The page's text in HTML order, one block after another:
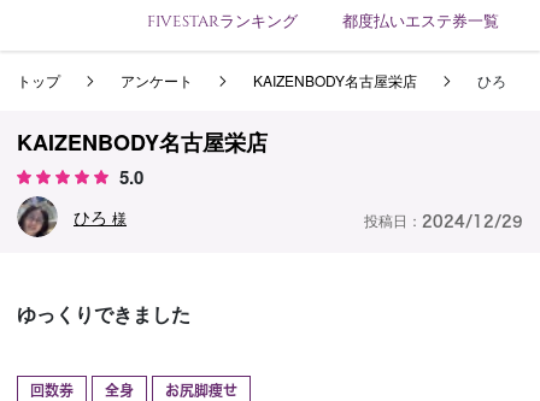
FIVESTARランキング 都度払いエステ券一覧
予約方法
サロンランキング
技術者ランキング
予約確認
トップ アンケート KAIZENBODY名古屋栄店 ひろ
KAIZENBODY名古屋栄店
5.0
ひろ 様 投稿日： 2024/12/29
ゆっくりできました
回数券 全身 お尻脚痩せ